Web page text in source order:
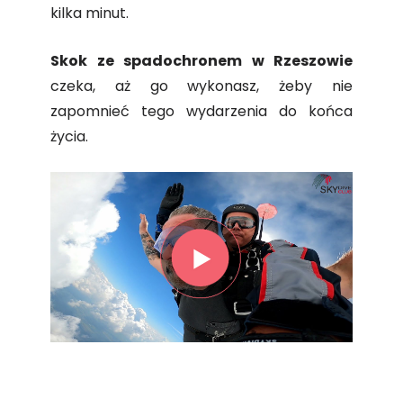
kilka minut.
Skok ze spadochronem w Rzeszowie
czeka, aż go wykonasz, żeby nie
zapomnieć tego wydarzenia do końca
życia.